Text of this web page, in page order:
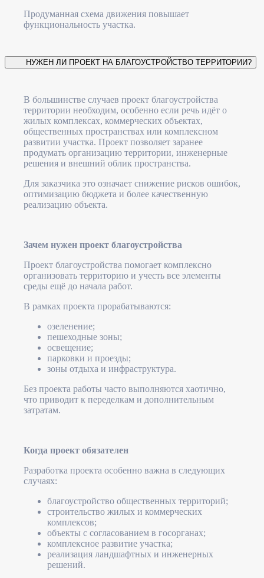
Продуманная схема движения повышает
функциональность участка.
НУЖЕН ЛИ ПРОЕКТ НА БЛАГОУСТРОЙСТВО ТЕРРИТОРИИ?
В большинстве случаев проект благоустройства
территории необходим, особенно если речь идёт о
жилых комплексах, коммерческих объектах,
общественных пространствах или комплексном
развитии участка. Проект позволяет заранее
продумать организацию территории, инженерные
решения и внешний облик пространства.
Для заказчика это означает снижение рисков ошибок,
оптимизацию бюджета и более качественную
реализацию объекта.
Зачем нужен проект благоустройства
Проект благоустройства помогает комплексно
организовать территорию и учесть все элементы
среды ещё до начала работ.
В рамках проекта прорабатываются:
озеленение;
пешеходные зоны;
освещение;
парковки и проезды;
зоны отдыха и инфраструктура.
Без проекта работы часто выполняются хаотично,
что приводит к переделкам и дополнительным
затратам.
Когда проект обязателен
Разработка проекта особенно важна в следующих
случаях:
благоустройство общественных территорий;
строительство жилых и коммерческих
комплексов;
объекты с согласованием в госорганах;
комплексное развитие участка;
реализация ландшафтных и инженерных
решений.